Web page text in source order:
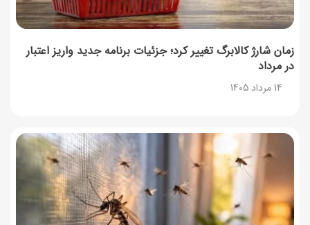
زمان شارژ کالابرگ تغییر کرد؛ جزئیات برنامه جدید واریز اعتبار
در مرداد
14 مرداد 1405